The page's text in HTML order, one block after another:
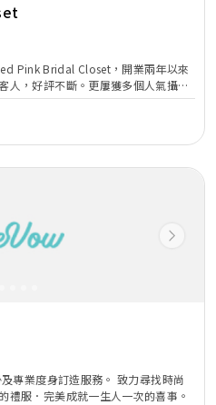
Pink Bridal Closet，開業兩年以來
人，好評不斷。更屢獲多個人氣攝影
等名人明星都對其晚裝禮服愛不
Next
專業度身訂造服務。 致力尋找時尚
禮服．完美成就一生人一次的喜事。